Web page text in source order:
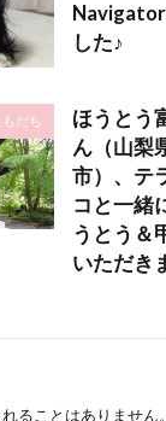
した♪
もだち
ほうとう
ん（山梨
市）、テ
コと一緒
うとう＆
いただき
ることはありません。